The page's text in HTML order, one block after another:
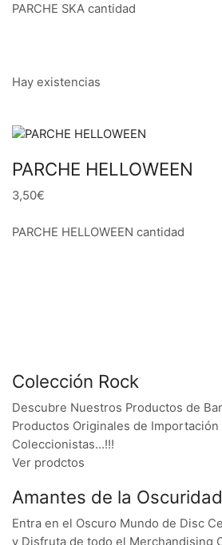
PARCHE SKA cantidad
Hay existencias
PARCHE HELLOWEEN
3,50€
PARCHE HELLOWEEN cantidad
Colección Rock
Descubre Nuestros Productos de
Productos Originales de Importación
Coleccionistas…!!!
Ver prodctos
Amantes de la Oscuridad
Entra en el Oscuro Mundo de Disc
y Disfruta de todo el Merchandising